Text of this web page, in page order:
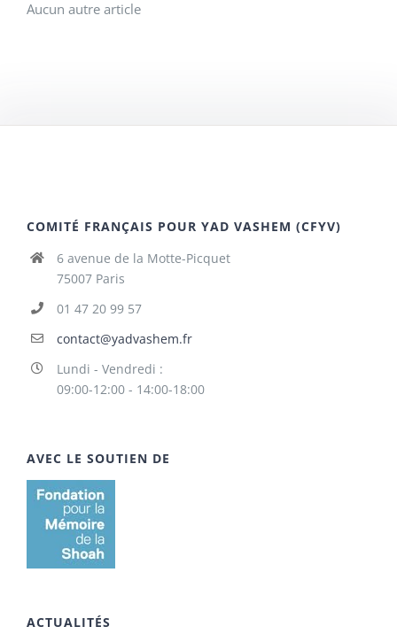
Aucun autre article
COMITÉ FRANÇAIS POUR YAD VASHEM (CFYV)
6 avenue de la Motte-Picquet
75007 Paris
01 47 20 99 57
contact@yadvashem.fr
Lundi - Vendredi :
09:00-12:00 - 14:00-18:00
AVEC LE SOUTIEN DE
ACTUALITÉS